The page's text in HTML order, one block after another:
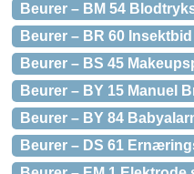
Beurer – BM 54
Beurer – BR 60
Beurer – BS 45
Beurer – BY 15 Manuel
Beurer – BY 84
Beurer – DS 61